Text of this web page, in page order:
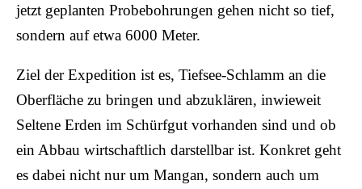
jetzt geplanten Probebohrungen gehen nicht so tief,
sondern auf etwa 6000 Meter.
Ziel der Expedition ist es, Tiefsee-Schlamm an die
Oberfläche zu bringen und abzuklären, inwieweit
Seltene Erden im Schürfgut vorhanden sind und ob
ein Abbau wirtschaftlich darstellbar ist. Konkret geht
es dabei nicht nur um Mangan, sondern auch um